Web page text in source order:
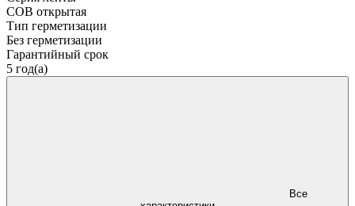
COB открытая
Тип герметизации
Без герметизации
Гарантийный срок
5 год(а)